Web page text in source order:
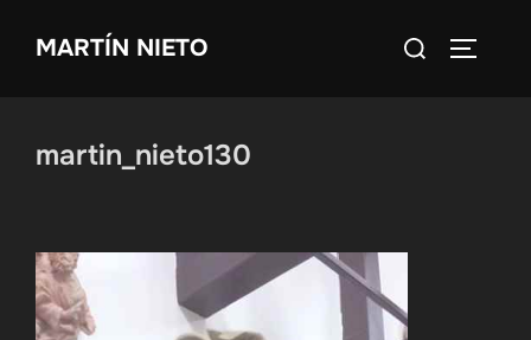
MARTÍN NIETO Buscar:
martin_nieto130